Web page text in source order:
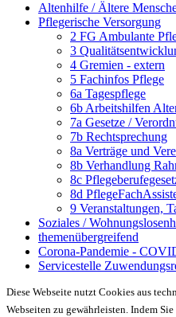
Altenhilfe / Ältere
Pflegerische Versorgung
2 FG Ambulante
3
4 Gremien - extern
5 Fachinfos Pflege
6a Tagespflege
6b Arbeitshilfen
7a Gesetze /
7b Rechtsprechung
8a Verträge und
8b Verhandlung
8c
8d
9 Veranstaltungen,
Soziales /
themenübergreifend
Corona-Pandemie -
Servicestelle
Diese Webseite nutzt Cookies aus
Webseiten zu gewährleisten. Indem